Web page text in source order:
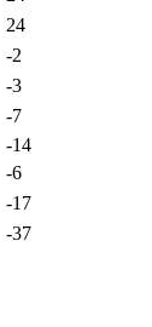
24
-2
-3
-7
-14
-6
-17
-37